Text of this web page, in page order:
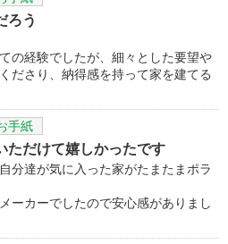
ろう
の経験でしたが、細々とした要望や
ださり、納得感を持って家を建てる
手紙
ただけて嬉しかったです
分達が気に入った家がたまたまポラ
ーカーでしたので安心感がありまし